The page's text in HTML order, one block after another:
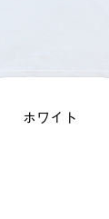
ホワイト